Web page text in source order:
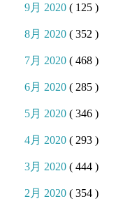
9月 2020( 125 )
8月 2020( 352 )
7月 2020( 468 )
6月 2020( 285 )
5月 2020( 346 )
4月 2020( 293 )
3月 2020( 444 )
2月 2020( 354 )